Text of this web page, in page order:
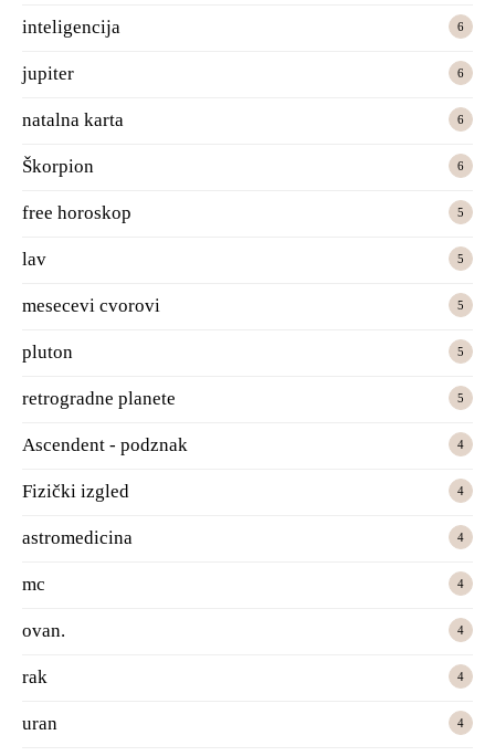
inteligencija 6
jupiter 6
natalna karta 6
Škorpion 6
free horoskop 5
lav 5
mesecevi cvorovi 5
pluton 5
retrogradne planete 5
Ascendent - podznak 4
Fizički izgled 4
astromedicina 4
mc 4
ovan. 4
rak 4
uran 4